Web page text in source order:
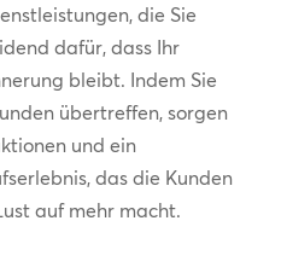
die Sie
dafür, dass Ihr
bleibt. Indem Sie
übertreffen, sorgen
und ein
das die Kunden
auf mehr macht.